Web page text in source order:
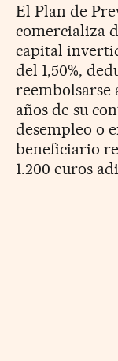
El Plan de
comercializa
capital
del 1,50%,
reembolsarse
años de su
desempleo o
beneficiario
1.200 euros